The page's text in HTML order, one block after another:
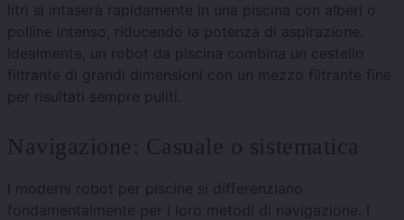
litri si intaserà rapidamente in una piscina con alberi o
polline intenso, riducendo la potenza di aspirazione.
Idealmente, un robot da piscina combina un cestello
filtrante di grandi dimensioni con un mezzo filtrante fine
per risultati sempre puliti.
Navigazione: Casuale o sistematica
I moderni robot per piscine si differenziano
fondamentalmente per i loro metodi di navigazione. I